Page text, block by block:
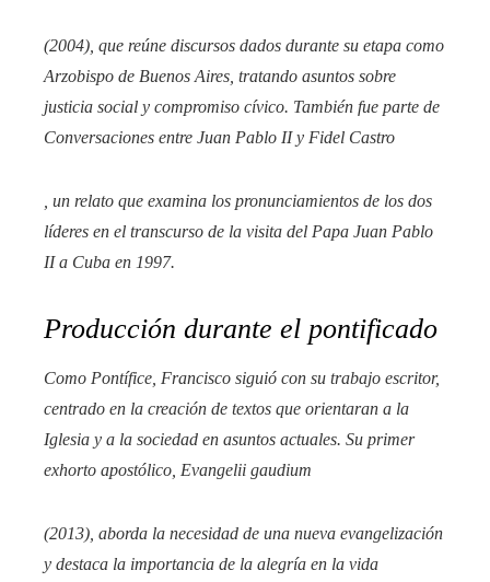
(2004), que reúne discursos dados durante su etapa como
Arzobispo de Buenos Aires, tratando asuntos sobre
justicia social y compromiso cívico. También fue parte de
Conversaciones entre Juan Pablo II y Fidel Castro
, un relato que examina los pronunciamientos de los dos
líderes en el transcurso de la visita del Papa Juan Pablo
II a Cuba en 1997.
Producción durante el pontificado
Como Pontífice, Francisco siguió con su trabajo escritor,
centrado en la creación de textos que orientaran a la
Iglesia y a la sociedad en asuntos actuales. Su primer
exhorto apostólico, Evangelii gaudium
(2013), aborda la necesidad de una nueva evangelización
y destaca la importancia de la alegría en la vida